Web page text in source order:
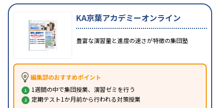
KA京葉アカデミーオンライン
豊富な演習量と進度の速さが特徴の集団塾
編集部のおすすめポイント
1週間の中で集団授業、演習ゼミを行う
定期テスト1か月前から行われる対策授業